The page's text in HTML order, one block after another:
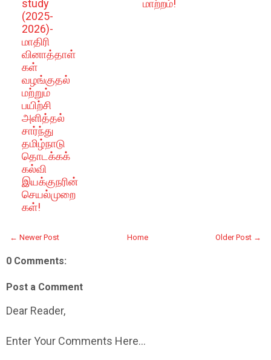
study
(2025-
2026)-
மாதிரி
வினாத்தாள்
கள்
வழங்குதல்
மற்றும்
பயிற்சி
அளித்தல்
சார்ந்து
தமிழ்நாடு
தொடக்கக்
கல்வி
இயக்குநரின்
செயல்முறை
கள்!
மாற்றம்!
← Newer Post Older Post →
Home
0 Comments:
Post a Comment
Dear Reader,
Enter Your Comments Here...